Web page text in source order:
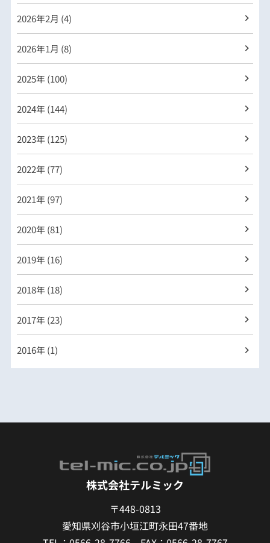
2026年2月 (4)
2026年1月 (8)
2025年 (100)
2024年 (144)
2023年 (125)
2022年 (77)
2021年 (97)
2020年 (81)
2019年 (16)
2018年 (18)
2017年 (23)
2016年 (1)
株式会社テルミック
〒448-0813
愛知県刈谷市小垣江町永田47番地